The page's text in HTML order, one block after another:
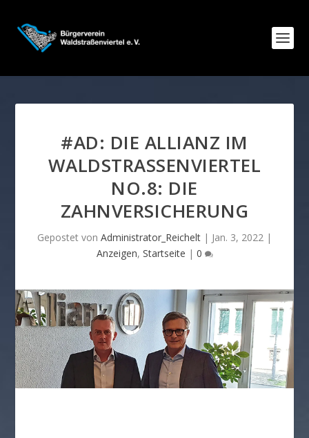
#AD: DIE ALLIANZ IM
WALDSTRASSENVIERTEL N
O.8: DIE Z
AHNVERSICHERUNG
Gepostet von Administrator_Reichelt | Jan. 3, 2022 |
Anzeigen, Startseite | 0